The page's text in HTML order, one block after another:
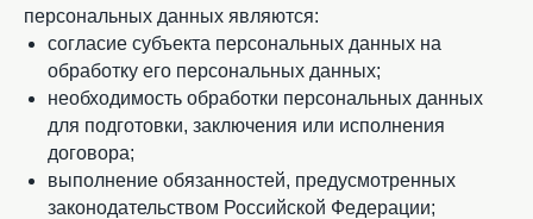
персональных данных являются:
согласие субъекта персональных данных на
обработку его персональных данных;
необходимость обработки персональных данных
для подготовки, заключения или исполнения
договора;
выполнение обязанностей, предусмотренных
законодательством Российской Федерации;